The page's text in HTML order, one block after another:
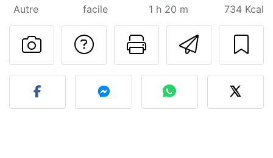
Autre facile 1 h 20 m 734 Kcal
Imprimer
Poser une
Publier votre photo de